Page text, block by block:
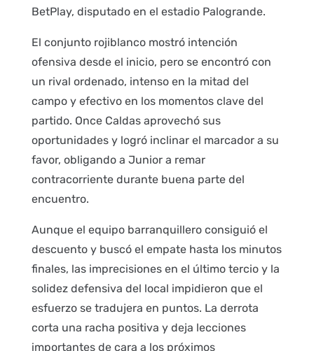
BetPlay, disputado en el estadio Palogrande.
El conjunto rojiblanco mostró intención
ofensiva desde el inicio, pero se encontró con
un rival ordenado, intenso en la mitad del
campo y efectivo en los momentos clave del
partido. Once Caldas aprovechó sus
oportunidades y logró inclinar el marcador a su
favor, obligando a Junior a remar
contracorriente durante buena parte del
encuentro.
Aunque el equipo barranquillero consiguió el
descuento y buscó el empate hasta los minutos
finales, las imprecisiones en el último tercio y la
solidez defensiva del local impidieron que el
esfuerzo se tradujera en puntos. La derrota
corta una racha positiva y deja lecciones
importantes de cara a los próximos